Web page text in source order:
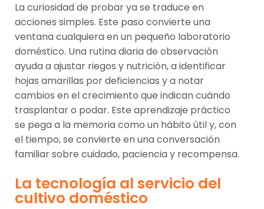
La curiosidad de probar ya se traduce en
acciones simples. Este paso convierte una
ventana cualquiera en un pequeño laboratorio
doméstico. Una rutina diaria de observación
ayuda a ajustar riegos y nutrición, a identificar
hojas amarillas por deficiencias y a notar
cambios en el crecimiento que indican cuándo
trasplantar o podar. Este aprendizaje práctico
se pega a la memoria como un hábito útil y, con
el tiempo, se convierte en una conversación
familiar sobre cuidado, paciencia y recompensa.
La tecnología al servicio del
cultivo doméstico